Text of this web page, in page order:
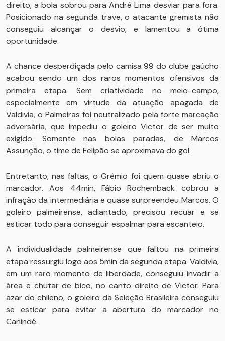
direito, a bola sobrou para André Lima desviar para fora.
Posicionado na segunda trave, o atacante gremista não
conseguiu alcançar o desvio, e lamentou a ótima
oportunidade.
A chance desperdiçada pelo camisa 99 do clube gaúcho
acabou sendo um dos raros momentos ofensivos da
primeira etapa. Sem criatividade no meio-campo,
especialmente em virtude da atuação apagada de
Valdivia, o Palmeiras foi neutralizado pela forte marcação
adversária, que impediu o goleiro Victor de ser muito
exigido. Somente nas bolas paradas, de Marcos
Assunção, o time de Felipão se aproximava do gol.
Entretanto, nas faltas, o Grêmio foi quem quase abriu o
marcador. Aos 44min, Fábio Rochemback cobrou a
infração da intermediária e quase surpreendeu Marcos. O
goleiro palmeirense, adiantado, precisou recuar e se
esticar todo para conseguir espalmar para escanteio.
A individualidade palmeirense que faltou na primeira
etapa ressurgiu logo aos 5min da segunda etapa. Valdivia,
em um raro momento de liberdade, conseguiu invadir a
área e chutar de bico, no canto direito de Victor. Para
azar do chileno, o goleiro da Seleção Brasileira conseguiu
se esticar para evitar a abertura do marcador no
Canindé.